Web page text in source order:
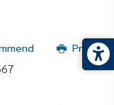
Print